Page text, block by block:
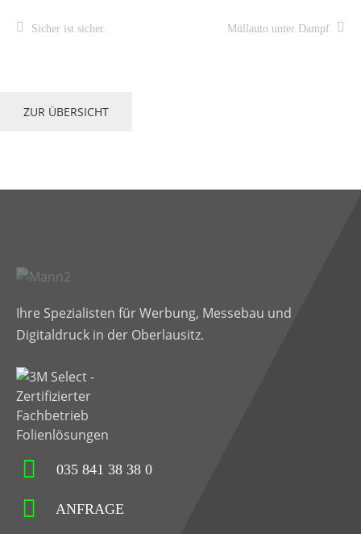
Müllauto unter Dampf
Sicher ist sicher.
ZUR ÜBERSICHT
Ihre Spezialisten für Werbung, Messebau und
Digitaldruck in der Oberlausitz.
035 841 38 38 0
ANFRAGE